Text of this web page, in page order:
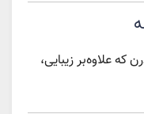
که علاوه‌بر زیبایی،